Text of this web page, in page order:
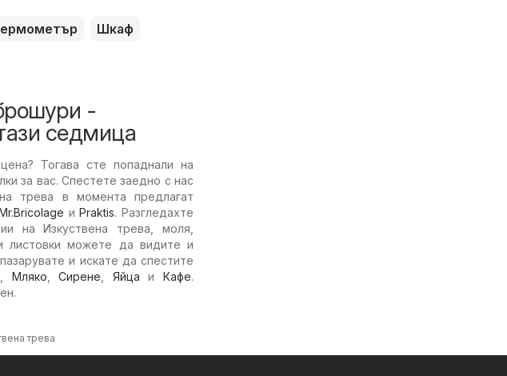
Шкаф
-
седмица
Тогава сте попаднали на
за вас. Спестете заедно с нас
трева в момента предлагат
иPraktis. Разгледахте
на Изкуствена трева, моля,
листовки можете да видите и
и искате да спестите
Мляко ,Сирене Яйца иКафе.
трева